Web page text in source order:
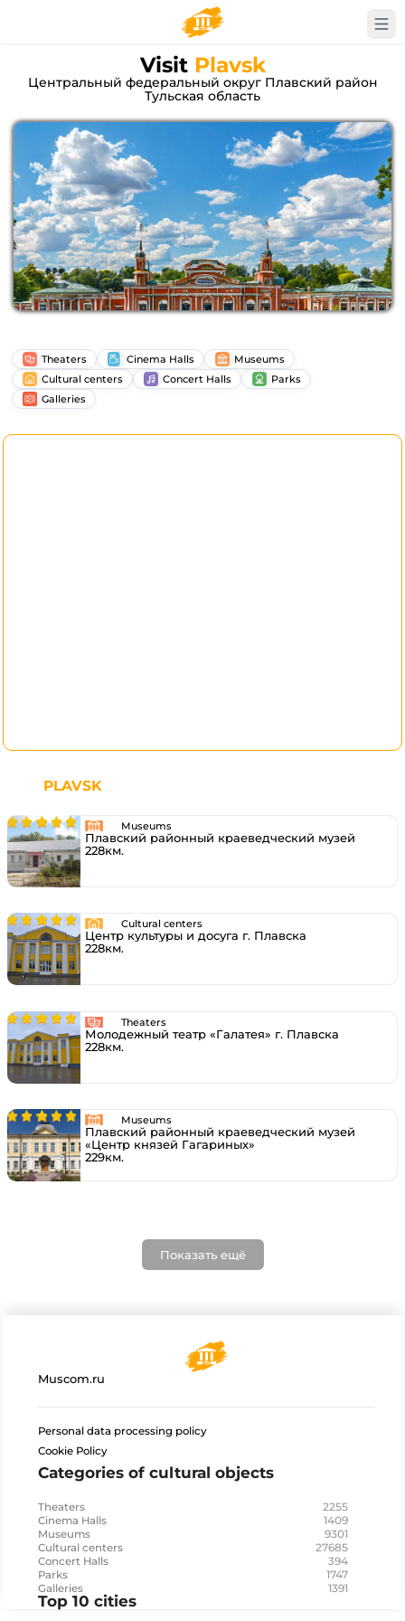
Visit Plavsk
Центральный федеральный округ Плавский район
Тульская область
Theaters Cinema Halls
Museums
Cultural centers
Concert Halls
Parks
Galleries
PLAVSK
Museums
Плавский районный краеведческий музей
228км.
Cultural centers
Центр культуры и досуга г. Плавска
228км.
Theaters
Молодежный театр «Галатея» г. Плавска
228км.
Museums
Плавский районный краеведческий музей
«Центр князей Гагариных»
229км.
Показать ещё
Muscom.ru
Personal data processing policy
Cookie Policy
Categories of cultural objects
Theaters 2255
Cinema Halls 1409
Museums 9301
Cultural centers 27685
Concert Halls 394
Parks 1747
Galleries 1391
Top 10 cities